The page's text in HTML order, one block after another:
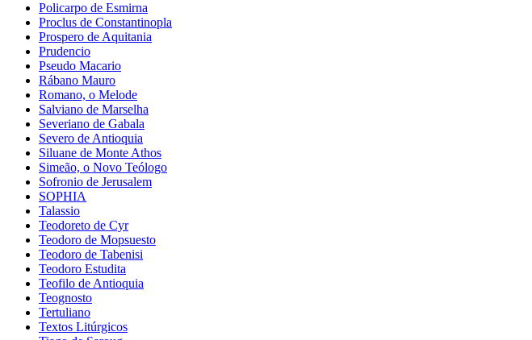
Policarpo de Esmirna
Proclus de Constantinopla
Prospero de Aquitania
Prudencio
Pseudo Macario
Rábano Mauro
Romano, o Melode
Salviano de Marselha
Severiano de Gabala
Severo de Antioquia
Siluane de Monte Athos
Simeão, o Novo Teólogo
Sofronio de Jerusalem
SOPHIA
Talassio
Teodoreto de Cyr
Teodoro de Mopsuesto
Teodoro de Tabenisi
Teodoro Estudita
Teofilo de Antioquia
Teognosto
Tertuliano
Textos Litúrgicos